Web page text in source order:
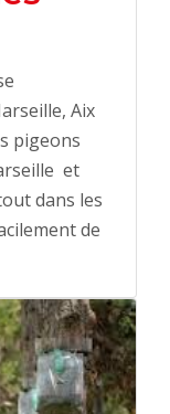
Aix
pigeons
et
dans les
de